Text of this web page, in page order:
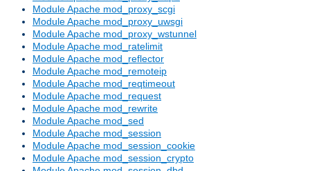
Module Apache mod_proxy_scgi
Module Apache mod_proxy_uwsgi
Module Apache mod_proxy_wstunnel
Module Apache mod_ratelimit
Module Apache mod_reflector
Module Apache mod_remoteip
Module Apache mod_reqtimeout
Module Apache mod_request
Module Apache mod_rewrite
Module Apache mod_sed
Module Apache mod_session
Module Apache mod_session_cookie
Module Apache mod_session_crypto